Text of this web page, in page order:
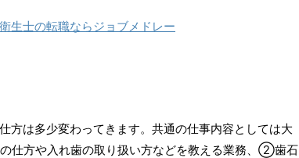
生士の転職ならジョブメドレー
方は多少変わってきます。共通の仕事内容としては大
仕方や入れ歯の取り扱い方などを教える業務、②歯石